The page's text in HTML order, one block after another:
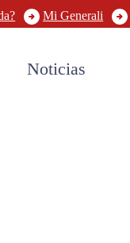
Mi Generali
Noticias